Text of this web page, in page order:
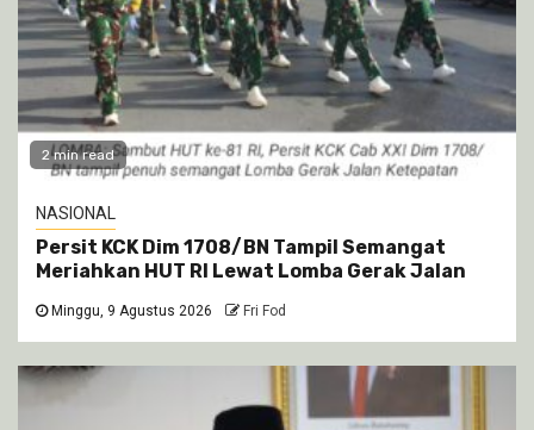
2 min read
NASIONAL
Persit KCK Dim 1708/BN Tampil Semangat
Meriahkan HUT RI Lewat Lomba Gerak Jalan
Minggu, 9 Agustus 2026 Fri Fod